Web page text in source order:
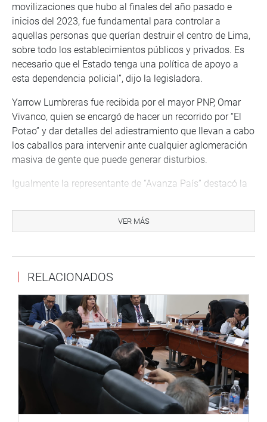
movilizaciones que hubo al finales del año pasado e
inicios del 2023, fue fundamental para controlar a
aquellas personas que querían destruir el centro de Lima,
sobre todo los establecimientos públicos y privados. Es
necesario que el Estado tenga una política de apoyo a
esta dependencia policial”, dijo la legisladora.
Yarrow Lumbreras fue recibida por el mayor PNP, Omar
Vivanco, quien se encargó de hacer un recorrido por “El
Potao” y dar detalles del adiestramiento que llevan a cabo
los caballos para intervenir ante cualquier aglomeración
masiva de gente que puede generar disturbios.
Igualmente la representante de “Avanza País” destacó la
(de tres a 17 años) que sufren alguna discapacidad
motora o sicológica mediante la “equinoterapia”,
sus hijos lleven a cabo la “equinoterapia” deben presentar
un diagnóstico de su médico tratante que señale que
requiere de este tratamiento y una radiografía de la zona
afectada.
Lima, 21 de abril de 2023
CONGRESISTA NORMA YARROW LUMBRERAS
VER MÁS
RELACIONADOS